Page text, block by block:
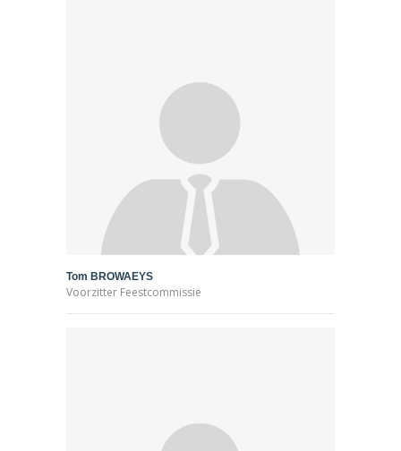
Tom BROWAEYS
Voorzitter Feestcommissie